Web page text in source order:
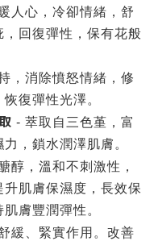
人心，冷卻情緒，舒
回復彈性，保有花般
，消除憤怒情緒，修
復彈性光澤。
- 萃取自三色堇，富
，鎖水潤澤肌膚。
醇，溫和不刺激性，
肌膚保濕度，長效保
膚豐潤彈性。
緩、緊實作用。改善